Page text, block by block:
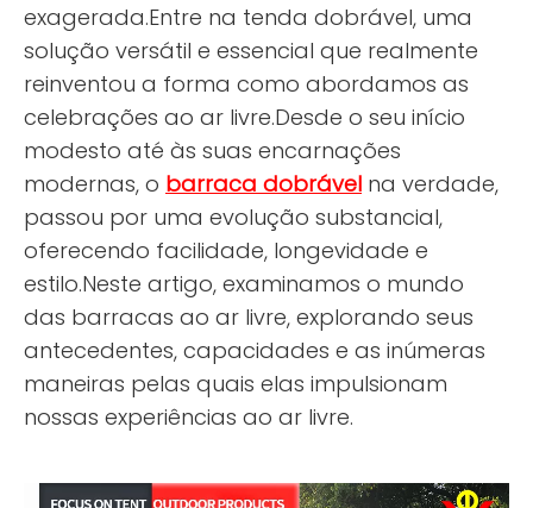
exagerada.Entre na tenda dobrável, uma
solução versátil e essencial que realmente
reinventou a forma como abordamos as
celebrações ao ar livre.Desde o seu início
modesto até às suas encarnações
modernas, o barraca dobrável na verdade,
passou por uma evolução substancial,
oferecendo facilidade, longevidade e
estilo.Neste artigo, examinamos o mundo
das barracas ao ar livre, explorando seus
antecedentes, capacidades e as inúmeras
maneiras pelas quais elas impulsionam
nossas experiências ao ar livre.